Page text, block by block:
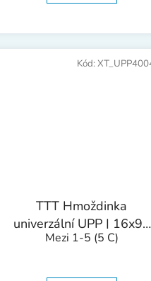
TTT Hmoždinka
univerzální UPP | 16x90
mm 1bal/10ks
Mezi 1-5 (5 C)
Kód: